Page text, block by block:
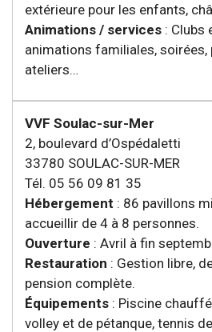
extérieure pour les enfants,
Animations / services : Clubs
animations familiales, soirées,
ateliers…
VVF Soulac-sur-Mer
2, boulevard d’Ospédaletti
33780 SOULAC-SUR-MER
Tél. 05 56 09 81 35
Hébergement : 86 pavillons
accueillir de 4 à 8 personnes.
Ouverture : Avril à fin
Restauration : Gestion libre,
pension complète.
Équipements : Piscine
volley et de pétanque, tennis